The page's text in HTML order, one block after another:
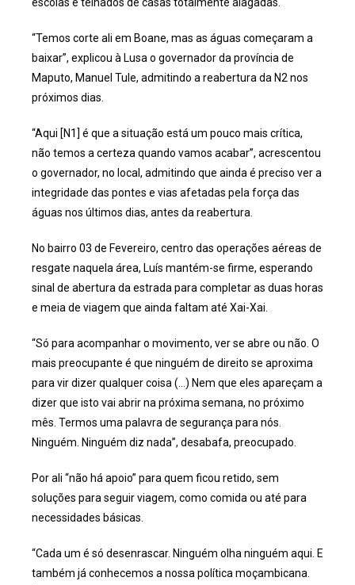
“Temos corte ali em Boane, mas as águas começaram a
baixar”, explicou à Lusa o governador da província de
Maputo, Manuel Tule, admitindo a reabertura da N2 nos
próximos dias.
“Aqui [N1] é que a situação está um pouco mais crítica,
não temos a certeza quando vamos acabar”, acrescentou
o governador, no local, admitindo que ainda é preciso ver a
integridade das pontes e vias afetadas pela força das
águas nos últimos dias, antes da reabertura.
No bairro 03 de Fevereiro, centro das operações aéreas de
resgate naquela área, Luís mantém-se firme, esperando
sinal de abertura da estrada para completar as duas horas
e meia de viagem que ainda faltam até Xai-Xai.
“Só para acompanhar o movimento, ver se abre ou não. O
mais preocupante é que ninguém de direito se aproxima
para vir dizer qualquer coisa (…) Nem que eles apareçam a
dizer que isto vai abrir na próxima semana, no próximo
mês. Termos uma palavra de segurança para nós.
Ninguém. Ninguém diz nada”, desabafa, preocupado.
Por ali “não há apoio” para quem ficou retido, sem
soluções para seguir viagem, como comida ou até para
necessidades básicas.
“Cada um é só desenrascar. Ninguém olha ninguém aqui. E
também já conhecemos a nossa política moçambicana.